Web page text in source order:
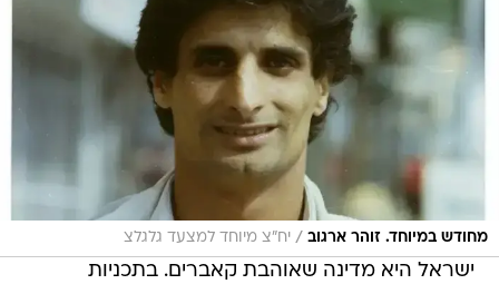
מחודש במיוחד. זוהר ארגוב / יח"צ מיוחד למצעד גלגלצ
ישראל היא מדינה שאוהבת קאברים. בתכניות